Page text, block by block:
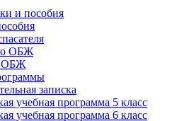
и пособия
ОБЖ
ОБЖ
записка
учебная программа 5 класс
учебная программа 6 класс